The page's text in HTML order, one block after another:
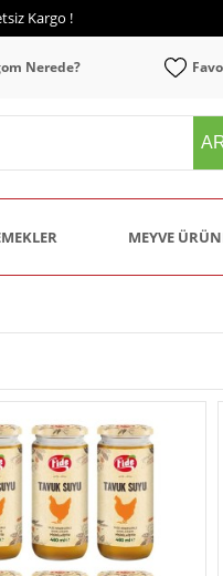
Kargo !
Nerede?
MEYVE